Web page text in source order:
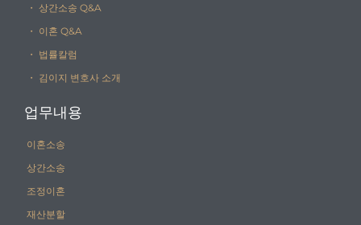
・ 상간소송 Q&A
・ 이혼 Q&A
・ 법률칼럼
・ 김이지 변호사 소개
업무내용
이혼소송
상간소송
조정이혼
재산분할